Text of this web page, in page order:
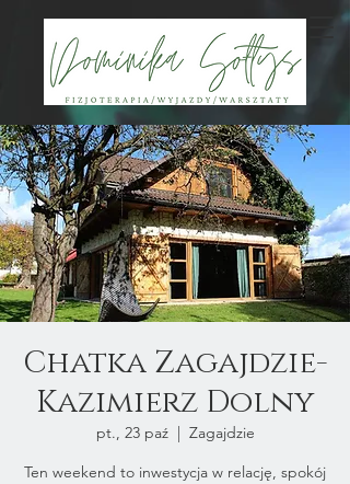
Chatka Zagajdzie-
Kazimierz Dolny
pt., 23 paź
  |
Zagajdzie
Ten weekend to inwestycja w relację, spokój